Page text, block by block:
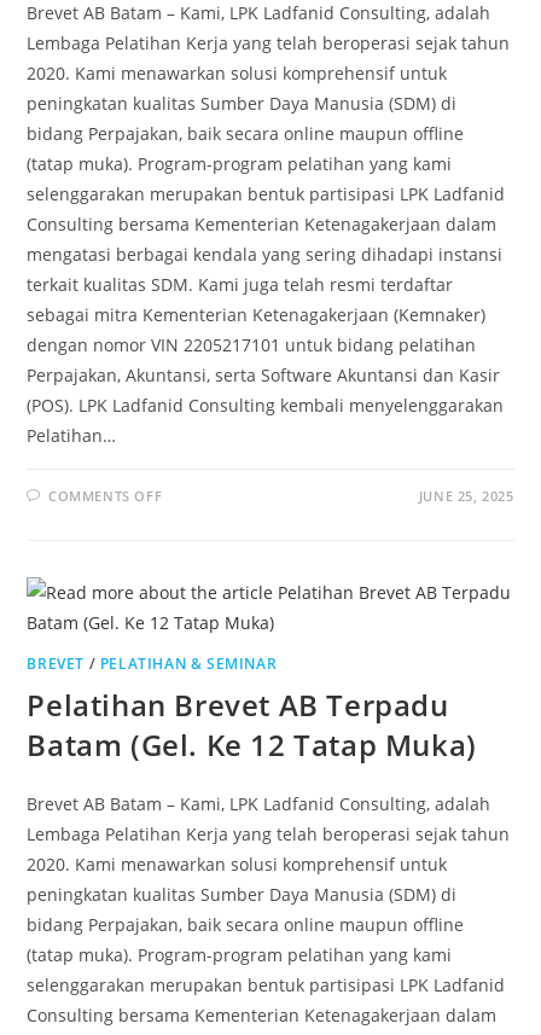
Brevet AB Batam – Kami, LPK Ladfanid Consulting, adalah
Lembaga Pelatihan Kerja yang telah beroperasi sejak tahun
2020. Kami menawarkan solusi komprehensif untuk
peningkatan kualitas Sumber Daya Manusia (SDM) di
bidang Perpajakan, baik secara online maupun offline
(tatap muka). Program-program pelatihan yang kami
selenggarakan merupakan bentuk partisipasi LPK Ladfanid
Consulting bersama Kementerian Ketenagakerjaan dalam
mengatasi berbagai kendala yang sering dihadapi instansi
terkait kualitas SDM. Kami juga telah resmi terdaftar
sebagai mitra Kementerian Ketenagakerjaan (Kemnaker)
dengan nomor VIN 2205217101 untuk bidang pelatihan
Perpajakan, Akuntansi, serta Software Akuntansi dan Kasir
(POS). LPK Ladfanid Consulting kembali menyelenggarakan
Pelatihan…
COMMENTS OFF JUNE 25, 2025
BREVET / PELATIHAN & SEMINAR
Pelatihan Brevet AB Terpadu
Batam (Gel. Ke 12 Tatap Muka)
Brevet AB Batam – Kami, LPK Ladfanid Consulting, adalah
Lembaga Pelatihan Kerja yang telah beroperasi sejak tahun
2020. Kami menawarkan solusi komprehensif untuk
peningkatan kualitas Sumber Daya Manusia (SDM) di
bidang Perpajakan, baik secara online maupun offline
(tatap muka). Program-program pelatihan yang kami
selenggarakan merupakan bentuk partisipasi LPK Ladfanid
Consulting bersama Kementerian Ketenagakerjaan dalam